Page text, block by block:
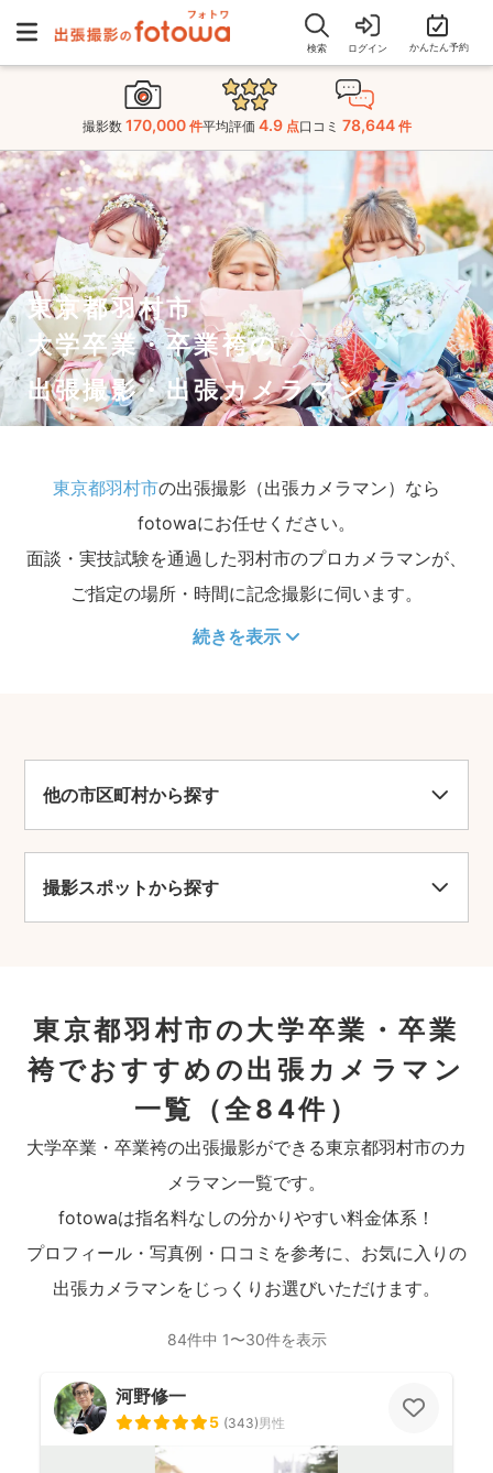
検索 ログイン かんたん予約
撮影数 170,000 件平均評価 4.9 点口コミ 78,644 件
東京都羽村市
大学卒業・卒業袴の
出張撮影・出張カメラマン
東京都羽村市の出張撮影（出張カメラマン）なら
fotowaにお任せください。
面談・実技試験を通過した羽村市のプロカメラマンが、
ご指定の場所・時間に記念撮影に伺います。
続きを表示
他の市区町村から探す
撮影スポットから探す
東京都羽村市の大学卒業・卒業
袴でおすすめの出張カメラマン
一覧
（全84件）
大学卒業・卒業袴の出張撮影ができる東京都羽村市のカ
メラマン一覧です。
fotowaは指名料なしの分かりやすい料金体系！
プロフィール・写真例・口コミを参考に、お気に入りの
出張カメラマンをじっくりお選びいただけます。
84件中 1〜30件を表示
河野修一
5 (343)男性